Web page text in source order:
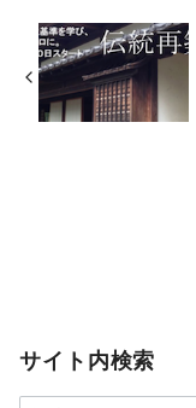
サイト内検索